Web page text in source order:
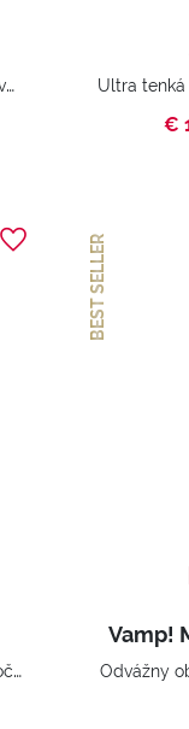
Vodoodolná očná linka s extrémnou výdržou.
€
Profesionálna súprava na úpravu obočia. Všetky, čo potrebujete pre dokonalé obočie.
BEST SELLER
Vamp!
Odvážny